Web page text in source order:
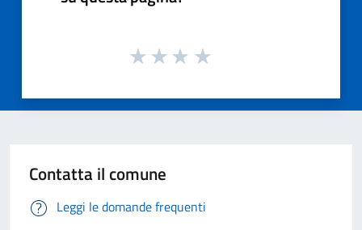
Contatta il comune
Leggi le domande frequenti